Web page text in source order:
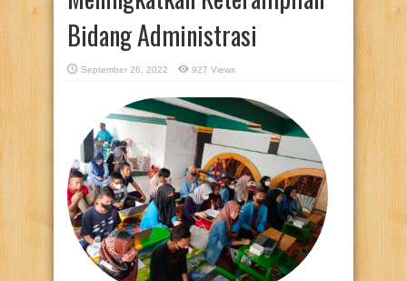
Bidang Administrasi
September 26, 2022 927 Views